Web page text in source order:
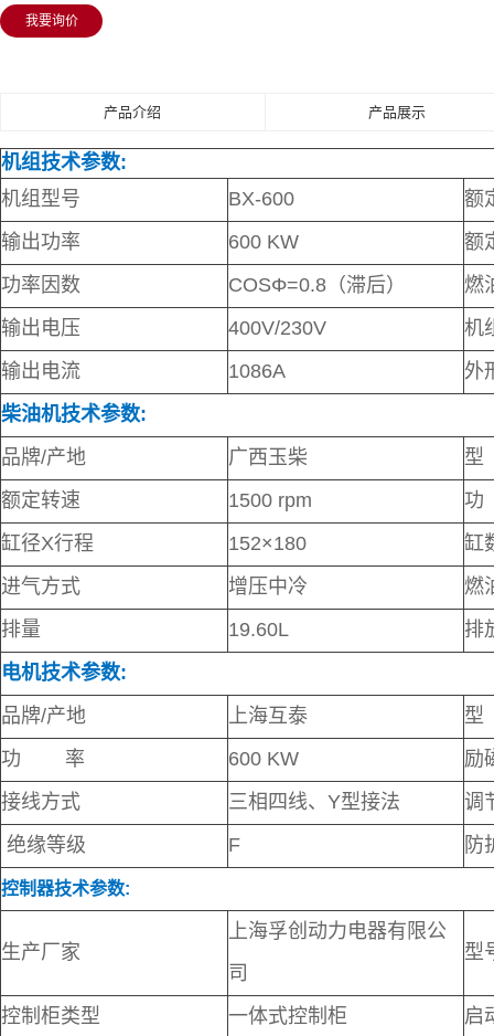
我要询价
产品介绍 产品展示
机组技术参数:
机组型号
BX-600
额
输出功率
600 KW
额
功率因数
COSΦ=0.8（滞后）
燃
输出电压
400V/230V
机
输出电流
1086A
外
柴油机技术参数:
品牌/产地
广西玉柴
额定转速
1500 rpm
缸径X行程
152×180
缸
进气方式
增压中冷
燃
排量
19.60L
排
电机技术参数:
品牌/产地
上海互泰
功 率
600 KW
励
接线方式
三相四线、Y型接法
调
绝缘等级
F 防
控制器技术参数:
生产厂家
上海孚创动力电器有限公
司
型
控制柜类型 一体式控制柜 启